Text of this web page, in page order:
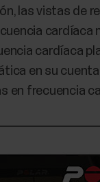
las vistas de
cardíaca
en su cuenta
en frecuencia